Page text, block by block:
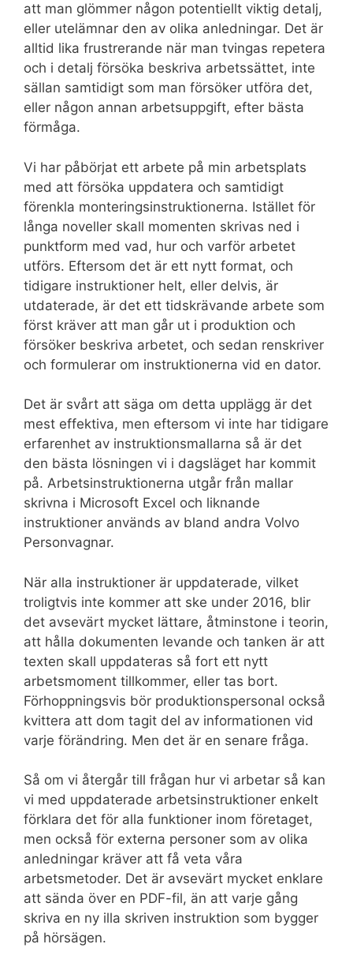
att man glömmer någon potentiellt viktig detalj,
eller utelämnar den av olika anledningar. Det är
alltid lika frustrerande när man tvingas repetera
och i detalj försöka beskriva arbetssättet, inte
sällan samtidigt som man försöker utföra det,
eller någon annan arbetsuppgift, efter bästa
förmåga.
Vi har påbörjat ett arbete på min arbetsplats
med att försöka uppdatera och samtidigt
förenkla monteringsinstruktionerna. Istället för
långa noveller skall momenten skrivas ned i
punktform med vad, hur och varför arbetet
utförs. Eftersom det är ett nytt format, och
tidigare instruktioner helt, eller delvis, är
utdaterade, är det ett tidskrävande arbete som
först kräver att man går ut i produktion och
försöker beskriva arbetet, och sedan renskriver
och formulerar om instruktionerna vid en dator.
Det är svårt att säga om detta upplägg är det
mest effektiva, men eftersom vi inte har tidigare
erfarenhet av instruktionsmallarna så är det
den bästa lösningen vi i dagsläget har kommit
på. Arbetsinstruktionerna utgår från mallar
skrivna i Microsoft Excel och liknande
instruktioner används av bland andra Volvo
Personvagnar.
När alla instruktioner är uppdaterade, vilket
troligtvis inte kommer att ske under 2016, blir
det avsevärt mycket lättare, åtminstone i teorin,
att hålla dokumenten levande och tanken är att
texten skall uppdateras så fort ett nytt
arbetsmoment tillkommer, eller tas bort.
Förhoppningsvis bör produktionspersonal också
kvittera att dom tagit del av informationen vid
varje förändring. Men det är en senare fråga.
Så om vi återgår till frågan hur vi arbetar så kan
vi med uppdaterade arbetsinstruktioner enkelt
förklara det för alla funktioner inom företaget,
men också för externa personer som av olika
anledningar kräver att få veta våra
arbetsmetoder. Det är avsevärt mycket enklare
att sända över en PDF-fil, än att varje gång
skriva en ny illa skriven instruktion som bygger
på hörsägen.